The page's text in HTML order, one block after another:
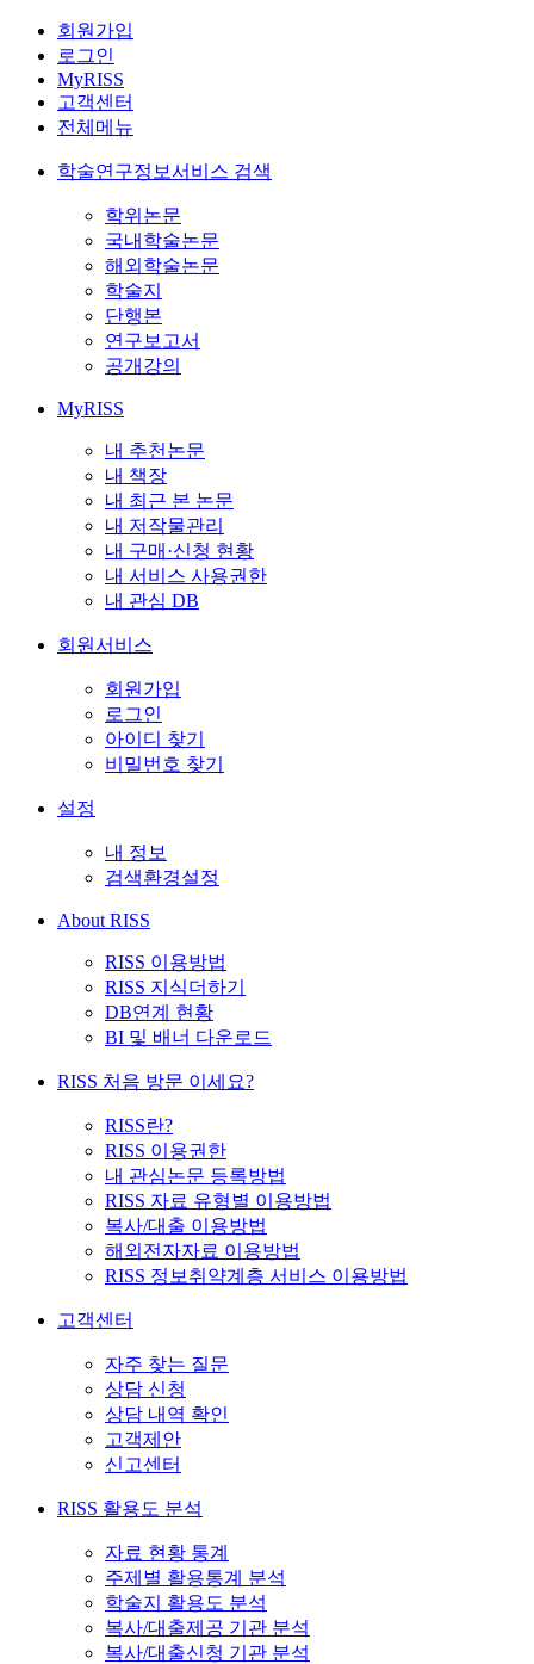
회원가입
로그인
MyRISS
고객센터
전체메뉴
학술연구정보서비스 검색
학위논문
국내학술논문
해외학술논문
학술지
단행본
연구보고서
공개강의
MyRISS
내 추천논문
내 책장
내 최근 본 논문
내 저작물관리
내 구매·신청 현황
내 서비스 사용권한
내 관심 DB
회원서비스
회원가입
로그인
아이디 찾기
비밀번호 찾기
설정
내 정보
검색환경설정
About RISS
RISS 이용방법
RISS 지식더하기
DB연계 현황
BI 및 배너 다운로드
RISS 처음 방문 이세요?
RISS란?
RISS 이용권한
내 관심논문 등록방법
RISS 자료 유형별 이용방법
복사/대출 이용방법
해외전자자료 이용방법
RISS 정보취약계층 서비스 이용방법
고객센터
자주 찾는 질문
상담 신청
상담 내역 확인
고객제안
신고센터
RISS 활용도 분석
자료 현황 통계
주제별 활용통계 분석
학술지 활용도 분석
복사/대출제공 기관 분석
복사/대출신청 기관 분석